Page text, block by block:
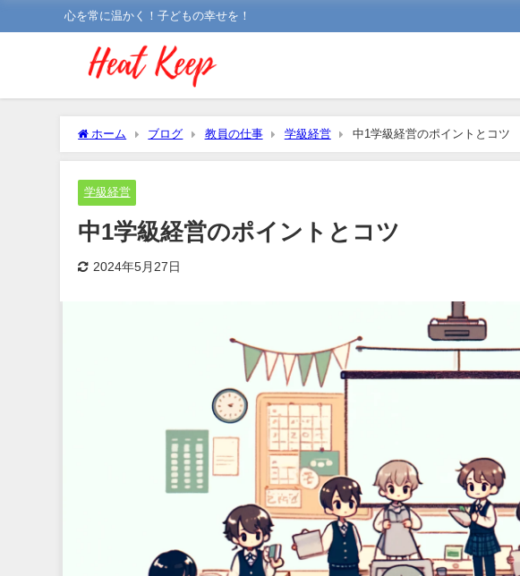
心を常に温かく！子どもの幸せを！
ホーム ブログ 教員の仕事 学級経営 中1学級経営のポイントとコツ
学級経営
中1学級経営のポイントとコツ
2024年5月27日